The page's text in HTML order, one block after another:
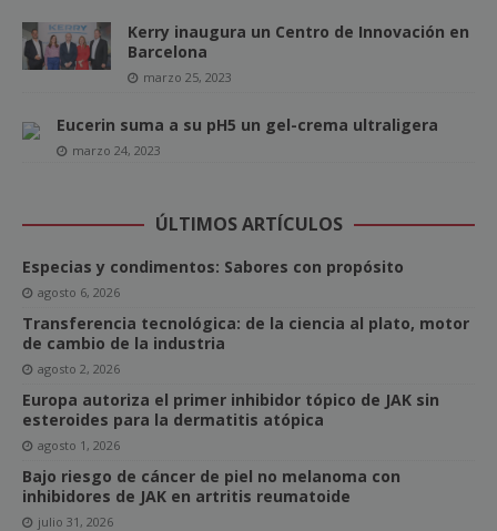
Kerry inaugura un Centro de Innovación en
Barcelona
marzo 25, 2023
Eucerin suma a su pH5 un gel-crema ultraligera
marzo 24, 2023
ÚLTIMOS ARTÍCULOS
Especias y condimentos: Sabores con propósito
agosto 6, 2026
Transferencia tecnológica: de la ciencia al plato, motor
de cambio de la industria
agosto 2, 2026
Europa autoriza el primer inhibidor tópico de JAK sin
esteroides para la dermatitis atópica
agosto 1, 2026
Bajo riesgo de cáncer de piel no melanoma con
inhibidores de JAK en artritis reumatoide
julio 31, 2026